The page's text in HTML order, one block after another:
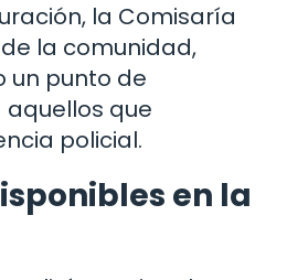
la Comisaría
la comunidad,
un punto de
que
policial.
en la